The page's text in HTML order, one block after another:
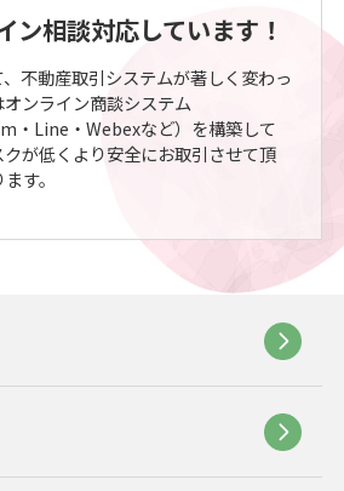
ン相談対応しています！
不動産取引システムが著しく変わっ
ンライン商談システム
・Line・Webexなど）を構築して
が低くより安全にお取引させて頂
す。